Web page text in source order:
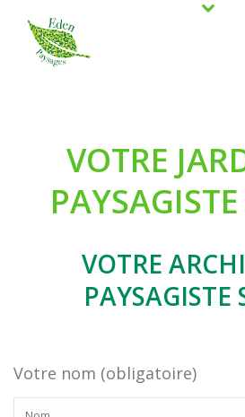
VOTRE
VOTRE
PAYSAGISTE
Votre nom (obligatoire)